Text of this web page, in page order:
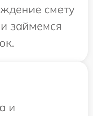
смету
займемся
и